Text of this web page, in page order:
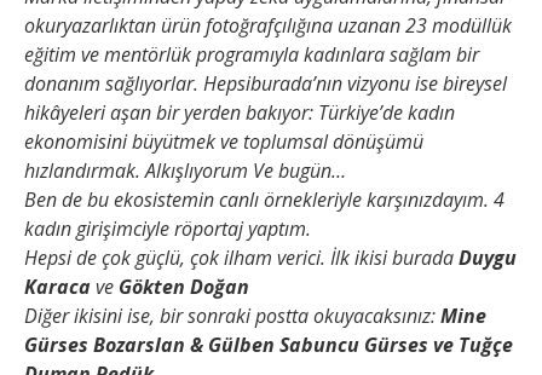
okuryazarlıktan ürün fotoğrafçılığına uzanan 23 modüllük
eğitim ve mentörlük programıyla kadınlara sağlam bir
donanım sağlıyorlar. Hepsiburada’nın vizyonu ise bireysel
hikâyeleri aşan bir yerden bakıyor: Türkiye’de kadın
ekonomisini büyütmek ve toplumsal dönüşümü
hızlandırmak.Alkışlıyorum Ve bugün…
Ben de bu ekosistemin canlı örnekleriyle karşınızdayım. 4
kadın girişimciyle röportaj yaptım.
Hepsi de çok güçlü, çok ilham verici. İlk ikisi buradaDuygu
Karacave Gökten Doğan
Diğer ikisini ise, bir sonraki postta okuyacaksınız:Mine
Gürses Bozarslan & Gülben Sabuncu Gürses ve Tuğçe